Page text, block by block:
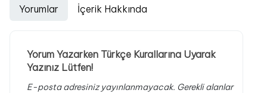
Yorumlar İçerik Hakkında
Yorum Yazarken Türkçe Kurallarına Uyarak
Yazınız Lütfen!
E-posta adresiniz yayınlanmayacak. Gerekli alanlar